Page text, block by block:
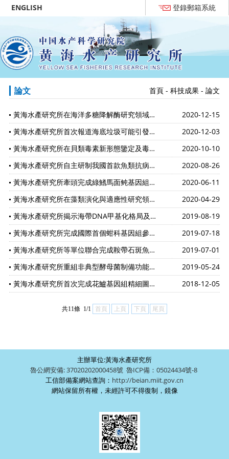
ENGLISH 登錄郵箱系統
論文 首頁 -科技成果 -論文
黃海水產研究所在海洋多糖降解酶研究領域取得重要進展
2020-12-15
黃海水產研究所首次報道海底垃圾可能引發海葵爆發進而導致海洋底棲生態系統的改變
2020-12-03
黃海水產研究所在貝類毒素新形態鑒定及毒性評價研究方面取得新進展
2020-10-10
黃海水產研究所自主研制我國首款魚類抗病育種基因芯片“魚芯1號”
2020-08-26
黃海水產研究所牽頭完成綠鰭馬面鲀基因組精細圖譜繪制
2020-06-11
黃海水產研究所在藻類演化與適應性研究領域獲得重要進展
2020-04-29
黃海水產研究所揭示海帶DNA甲基化格局及其世代調控特征
2019-08-19
黃海水產研究所完成國際首個蚶科基因組參考圖譜
2019-07-18
黃海水產研究所等單位聯合完成鞍帶石斑魚基因組精細圖譜繪制
2019-07-01
黃海水產研究所重組非典型酵母菌制備功能寡糖研究取得進展
2019-05-24
黃海水產研究所首次完成花鱸基因組精細圖譜繪制
2018-12-05
共11條 1/1 首頁 上頁 下頁 尾頁
主辦單位:黃海水產研究所
魯公網安備: 37020202000458號 魯ICP備：05024434號-8
工信部備案網站查詢： http://beian.miit.gov.cn
網站保留所有權，未經許可不得復制，鏡像